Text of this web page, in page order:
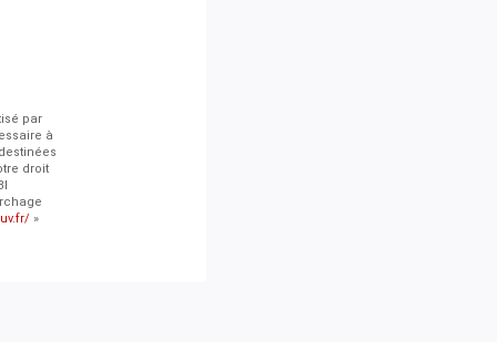
par
à
droit
»